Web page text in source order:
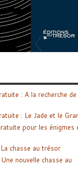
: A la recherche
: Le Jade et le
pour les énigmes
chasse au trésor
nouvelle chasse au